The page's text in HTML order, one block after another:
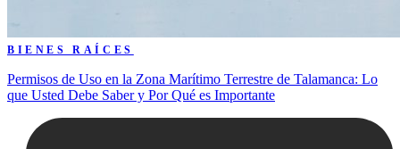
BIENES RAÍCES
Permisos de Uso en la Zona Marítimo Terrestre de Talamanca: Lo
que Usted Debe Saber y Por Qué es Importante